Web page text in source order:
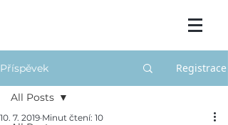
Příspěvek Registrace
All Posts
10. 7. 2019 Minut čtení: 10